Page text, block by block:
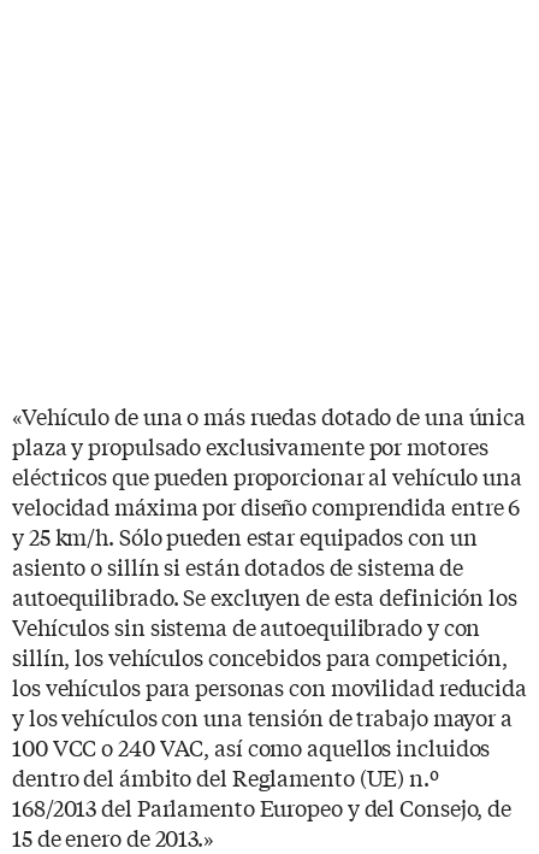
«Vehículo de una o más ruedas dotado de una única
plaza y propulsado exclusivamente por motores
eléctricos que pueden proporcionar al vehículo una
velocidad máxima por diseño comprendida entre 6
y 25 km/h. Sólo pueden estar equipados con un
asiento o sillín si están dotados de sistema de
autoequilibrado. Se excluyen de esta definición los
Vehículos sin sistema de autoequilibrado y con
sillín, los vehículos concebidos para competición,
los vehículos para personas con movilidad reducida
y los vehículos con una tensión de trabajo mayor a
100 VCC o 240 VAC, así como aquellos incluidos
dentro del ámbito del Reglamento (UE) n.º
168/2013 del Parlamento Europeo y del Consejo, de
15 de enero de 2013.»